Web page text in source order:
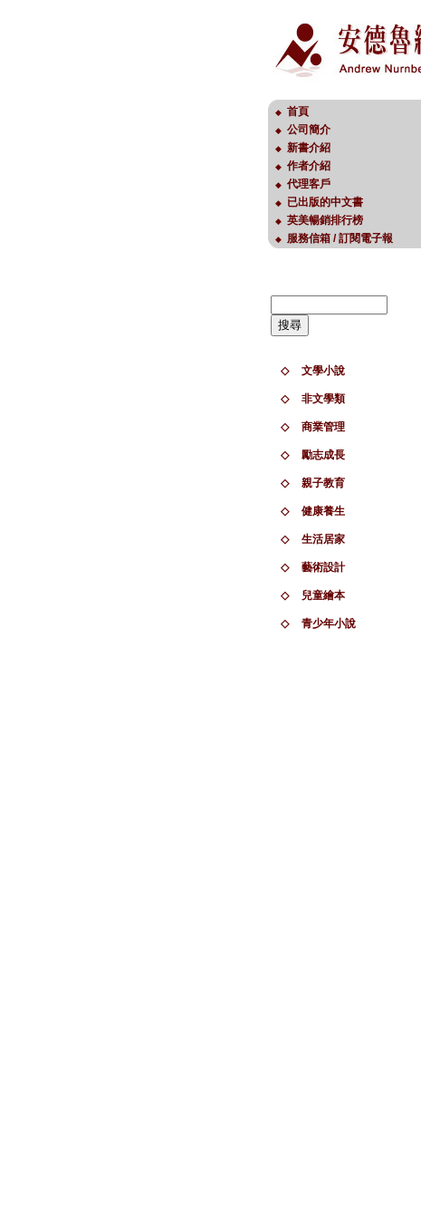
◆ 首頁
◆ 公司簡介
◆ 新書介紹
◆ 作者介紹
◆ 代理客戶
◆ 已出版的中文書
◆ 英美暢銷排行榜
◆ 服務信箱 / 訂閱電子報
◇ 文學小說
◇ 非文學類
◇ 商業管理
◇ 勵志成長
◇ 親子教育
◇ 健康養生
◇ 生活居家
◇ 藝術設計
◇ 兒童繪本
◇ 青少年小說